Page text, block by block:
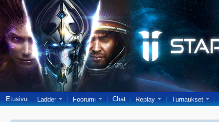
Etusivu Ladder Foorumi Chat Replay Turnaukset